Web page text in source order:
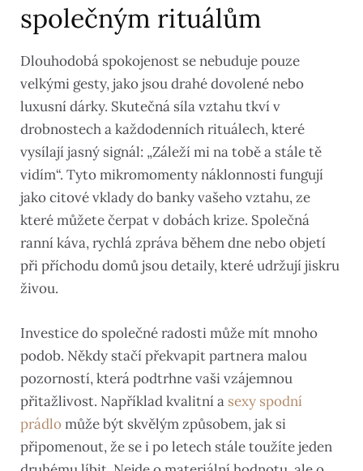
společným rituálům
Dlouhodobá spokojenost se nebuduje pouze
velkými gesty, jako jsou drahé dovolené nebo
luxusní dárky. Skutečná síla vztahu tkví v
drobnostech a každodenních rituálech, které
vysílají jasný signál: „Záleží mi na tobě a stále tě
vidím“. Tyto mikromomenty náklonnosti fungují
jako citové vklady do banky vašeho vztahu, ze
které můžete čerpat v dobách krize. Společná
ranní káva, rychlá zpráva během dne nebo objetí
při příchodu domů jsou detaily, které udržují jiskru
živou.
Investice do společné radosti může mít mnoho
podob. Někdy stačí překvapit partnera malou
pozorností, která podtrhne vaši vzájemnou
přitažlivost. Například kvalitní a sexy spodní
prádlomůže být skvělým způsobem, jak si
připomenout, že se i po letech stále toužíte jeden